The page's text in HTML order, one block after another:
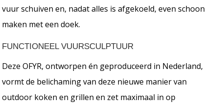
vuur schuiven en, nadat alles is afgekoeld, even schoon
maken met een doek.
FUNCTIONEEL VUURSCULPTUUR
Deze OFYR, ontworpen én geproduceerd in Nederland,
vormt de belichaming van deze nieuwe manier van
outdoor koken en grillen en zet maximaal in op